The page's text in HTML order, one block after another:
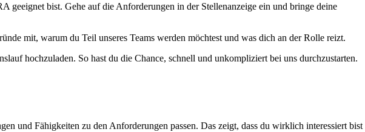
geeignet bist. Gehe auf die Anforderungen in der Stellenanzeige ein und bringe deine
mit, warum du Teil unseres Teams werden möchtest und was dich an der Rolle reizt.
hochzuladen. So hast du die Chance, schnell und unkompliziert bei uns durchzustarten.
und Fähigkeiten zu den Anforderungen passen. Das zeigt, dass du wirklich interessiert bist